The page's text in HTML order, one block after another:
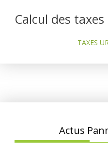
Calcul des taxes
TAXES
Actus